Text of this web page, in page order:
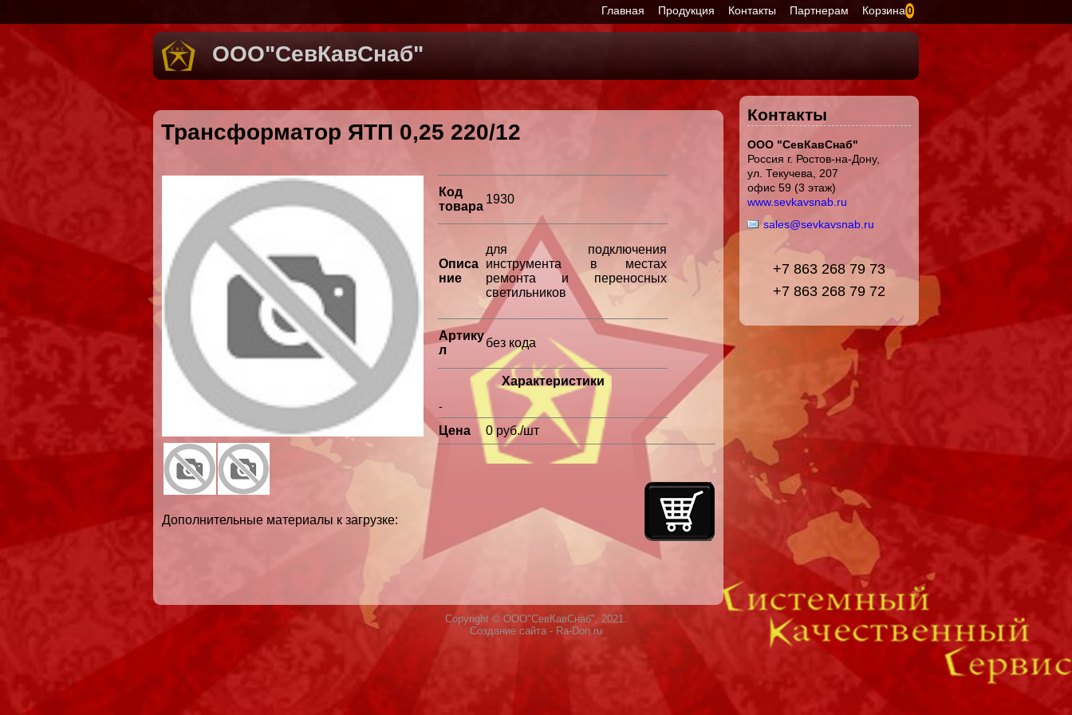
1 Главная Продукция Контакты Партнерам Корзина 0
ООО"СевКавСнаб"
Трансформатор ЯТП 0,25 220/12
Дополнительные материалы к загрузке:
Код
товара
1930
Описа
ние
для подключения
инструмента в местах
ремонта и переносных
светильников
Артику
л
без кода
Характеристики
-
Цена 0 руб./шт
Контакты
ООО "СевКавСнаб"
Россия г. Ростов-на-Дону,
ул. Текучева, 207
офис 59 (3 этаж)
www.sevkavsnab.ru
sales@sevkavsnab.ru
+7 863 268 79 73
+7 863 268 79 72
Copyright © ООО"СевКавСнаб", 2021.
Создание сайта - Ra-Don.ru